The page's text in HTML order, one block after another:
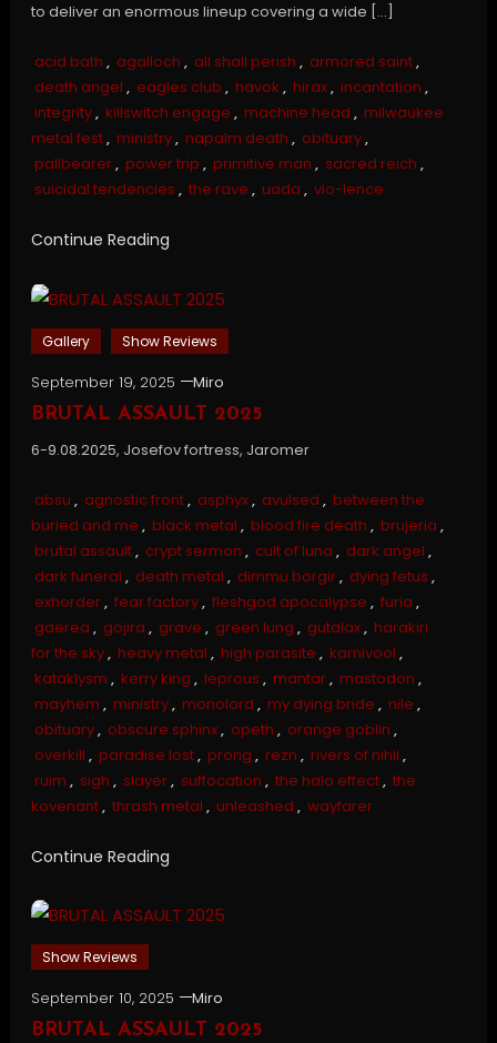
to deliver an enormous lineup covering a wide […]
acid bath , agalloch , all shall perish , armored saint,
death angel , eagles club , havok , hirax, incantation ,
integrity, killswitch engage , machine head , milwaukee
metal fest, ministry, napalm death , obituary,
pallbearer, power trip , primitive man , sacred reich ,
suicidal tendencies , the rave , uada , vio-lence
Continue Reading
Gallery Show Reviews
September 19, 2025
Miro
BRUTAL ASSAULT 2025
6-9.08.2025, Josefov fortress, Jaromer
absu , agnostic front, asphyx, avulsed , between the
buried and me , black metal , blood fire death , brujeria ,
brutal assault, crypt sermon , cult of luna , dark angel ,
dark funeral , death metal , dimmu borgir, dying fetus ,
exhorder, fear factory, fleshgod apocalypse , furia ,
gaerea , gojira , grave , green lung , gutalax, harakiri
for the sky, heavy metal , high parasite , karnivool ,
kataklysm , kerry king , leprous , mantar, mastodon ,
mayhem , ministry, monolord , my dying bride , nile ,
obituary, obscure sphinx, opeth , orange goblin ,
overkill , paradise lost, prong , rezn , rivers of nihil ,
ruim , sigh , slayer, suffocation , the halo effect, the
kovenant, thrash metal , unleashed , wayfarer
Continue Reading
Show Reviews
September 10, 2025
Miro
BRUTAL ASSAULT 2025